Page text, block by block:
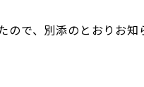
で、別添のとおりお知